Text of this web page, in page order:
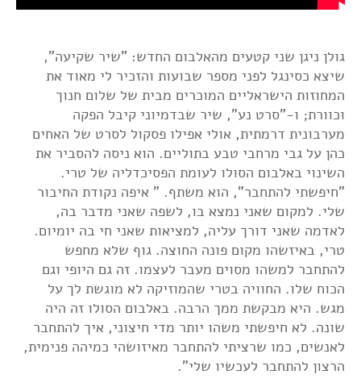
גולן ניגן שני קטעים מהאלבום החדש: "שיר שקיעה",
שיצא כסינגל לפני מספר שבועות והזכיר לי מאוד את
המחוזות הישראליים המוכרים מבית של שלום חנוך
וכוורת; ו-"סרט נע", שיר שבדמיוני קיבל הפקה
מערבונית דרמתית, אולי אפילו פסקול לסרט של האחים
כהן על גבי מרחבי טבע בתוליים. הוא ניסה להסביר את
השינוי באלבום הסולו לעומת הפסיכדליה של טרי.
"חיפשתי להתחבר", הוא משתף. " איפה נקודת החיבור
שלי. למקום שאני נמצא בו, לשפה שאני מדבר בה,
לאדמה שאני דורך עליה, למציאות שאני חי בה יומיום.
טרי, באיזשהו מקום פונה החוצה. גוף שלא מחפש
להתחבר למשהו מסוים מעבר לעצמו. זה גם היופי וגם
הכוח שלו. החוויה בטרי שהמוזיקה לא מוגשת לך על
מגש. היא מבקשת ממך הרבה. באלבום הסולו זה היה
שונה. לא חיפשתי משהו יותר מדי חיצוני, איך להתחבר
לאנשים, כמו שרציתי להתחבר מאיזושהי כמיהה פנימית,
הרצון להתחבר לעכשיו שלי".